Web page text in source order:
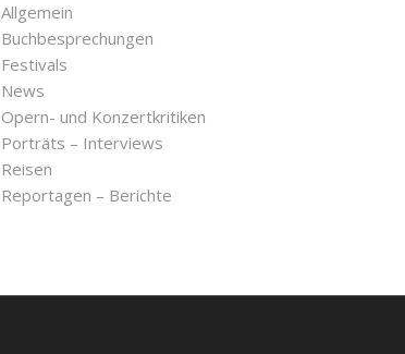
Allgemein
Buchbesprechungen
Festivals
News
Opern- und Konzertkritiken
Porträts – Interviews
Reisen
Reportagen – Berichte